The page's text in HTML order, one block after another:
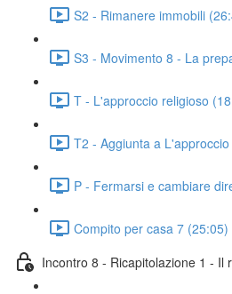
S2 - Rimanere immobili
S3 - Movimento 8 - La
T - L'approccio religioso
T2 - Aggiunta a
P - Fermarsi e cambiare
Compito per casa 7 (25:05)
Incontro 8 - Ricapitolazione 1 - Il